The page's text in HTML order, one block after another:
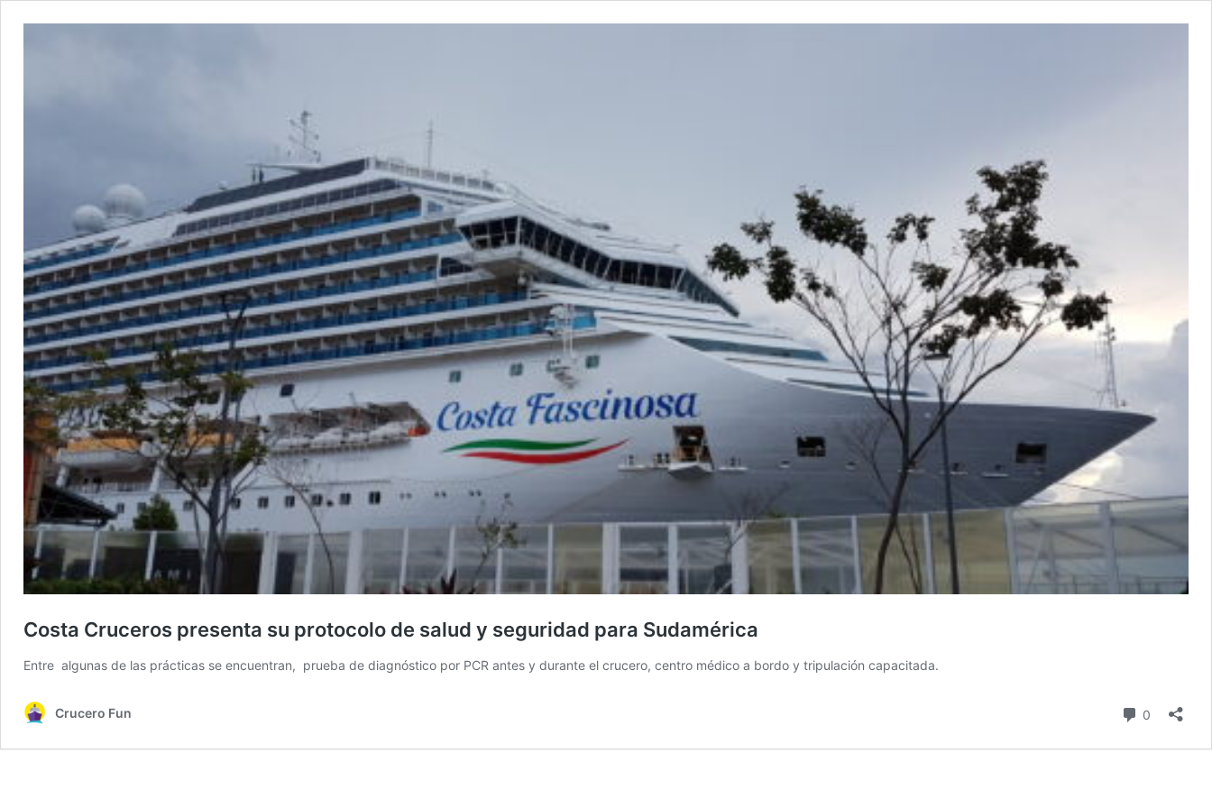
Costa Cruceros presenta su protocolo de salud y seguridad para Sudamérica
Entre algunas de las prácticas se encuentran, prueba de diagnóstico por PCR antes y durante el crucero, centro médico a bordo y tripulación capacitada.
Crucero Fun 0